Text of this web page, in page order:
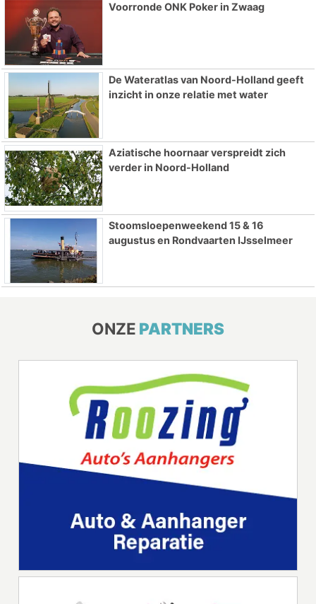
Voorronde ONK Poker in Zwaag
De Wateratlas van Noord-Holland geeft
inzicht in onze relatie met water
Aziatische hoornaar verspreidt zich
verder in Noord-Holland
Stoomsloepenweekend 15 & 16
augustus en Rondvaarten IJsselmeer
ONZE PARTNERS